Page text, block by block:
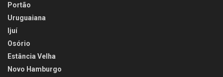
Portão
Uruguaiana
Ijuí
Osório
Estância Velha
Novo Hamburgo